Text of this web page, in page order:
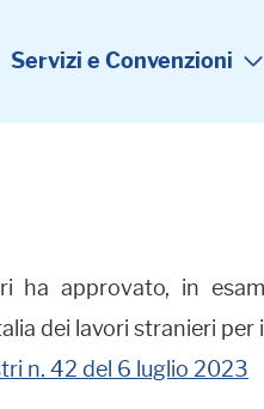
Servizi e Convenzioni
approvato, in
dei lavori stranieri
n. 42 del 6 luglio 2023